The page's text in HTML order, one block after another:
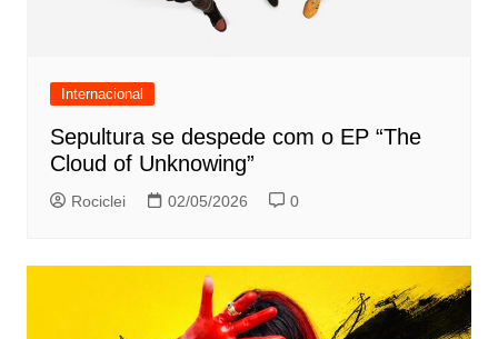
Internacional
Sepultura se despede com o EP “The
Cloud of Unknowing”
Rociclei 02/05/2026 0